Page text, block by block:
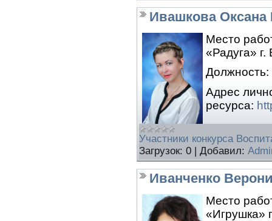
Ивашкова Оксана
Место
«Радуга» г.
Должность:
Адрес
ресурса:
Участники конкурса
Загрузок: 0 | Добавил:
Иванченко
Место
«Игрушка»